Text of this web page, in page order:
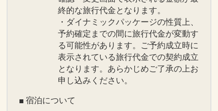
ホテルシギラミラージュ ホテルからのお
もてなし２
●ご到着、ご出発時の駐車場バレーサー
●ご到着時にウェルカムドリンク、おし
ぼりのサービス
ルのご利用可能
※添い寝幼児は除く
●全客室Ｗｉ－Ｆｉ完備
●アニバーサリー特典
【１】ハネムーン・挙式のお客様（ご本
【２】ご結婚記念日
終的な旅行代金となります。
・ダイナミックパッケージの性質上、
予約確定までの間に旅行代金が変動す
る可能性があります。ご予約成立時に
表示されている旅行代金での契約成立
となります。あらかじめご了承の上お
申し込みください。
■ 宿泊について